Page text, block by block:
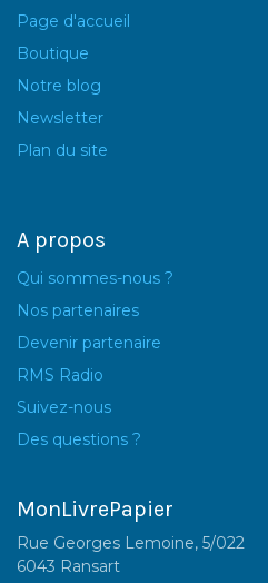
Page d'accueil
Boutique
Notre blog
Newsletter
Plan du site
A propos
Qui sommes-nous ?
Nos partenaires
Devenir partenaire
RMS Radio
Suivez-nous
Des questions ?
MonLivrePapier
Rue Georges Lemoine, 5/022
6043 Ransart